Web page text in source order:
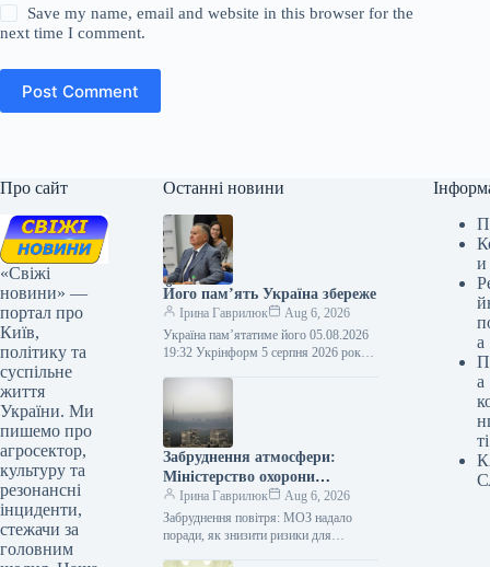
Save my name, email and website in this browser for the
next time I comment.
Post Comment
Про сайт
«Свіжі
новини» —
портал про
Київ,
політику та
суспільне
життя
України. Ми
пишемо про
агросектор,
культуру та
резонансні
інциденти,
стежачи за
головним
Останні новини
Його пам’ять Україна збереже
Ірина Гаврилюк
Aug 6, 2026
Україна пам’ятатиме його 05.08.2026
19:32 Укрінформ 5 серпня 2026 року
2021)…
Забруднення атмосфери:
Міністерство охорони
здоров’я порадило, як
зменшити небезпеку для
самопочуття
Ірина Гаврилюк
Aug 6, 2026
Забруднення повітря: МОЗ надало
поради, як знизити ризики для
и
а
а
ті